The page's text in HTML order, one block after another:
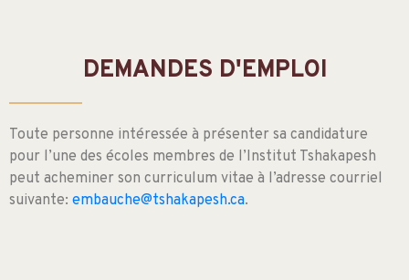
DEMANDES D'EMPLOI
Toute personne intéressée à présenter sa candidature
pour l’une des écoles membres de l’Institut Tshakapesh
peut acheminer son curriculum vitae à l’adresse courriel
suivante: embauche@tshakapesh.ca.